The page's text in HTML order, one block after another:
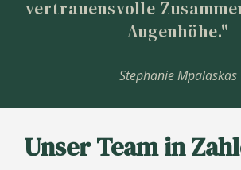
vertrauensvolle
Augenhöhe."
Stephanie Mpalaskas
Unser Team in